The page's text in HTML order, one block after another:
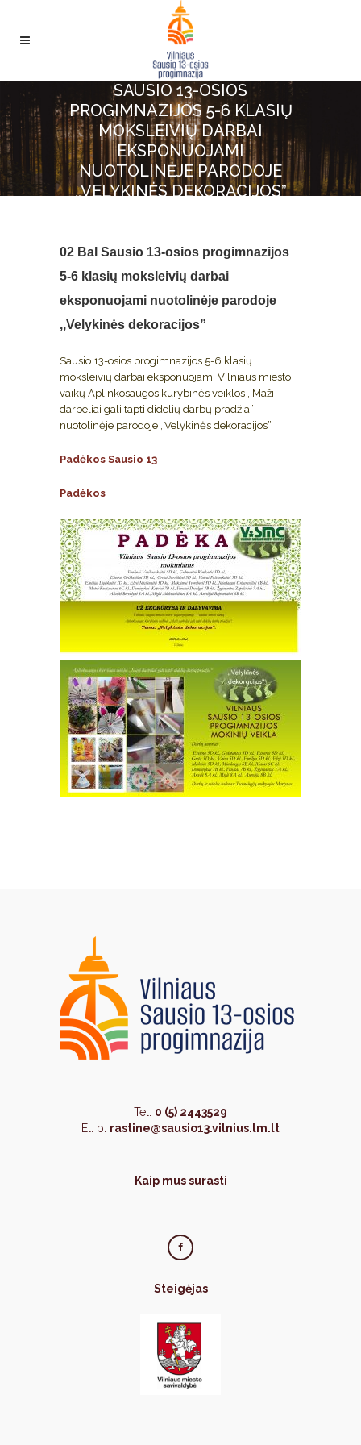
SAUSIO 13-OSIOS
PROGIMNAZIJOS 5-6 KLASIŲ
MOKSLEIVIŲ DARBAI
EKSPONUOJAMI
NUOTOLINĖJE PARODOJE
,,VELYKINĖS DEKORACIJOS”
02 Bal Sausio 13-osios progimnazijos
5-6 klasių moksleivių darbai
eksponuojami nuotolinėje parodoje
,,Velykinės dekoracijos”
Sausio 13-osios progimnazijos 5-6 klasių
moksleivių darbai eksponuojami Vilniaus miesto
vaikų Aplinkosaugos kūrybinės veiklos ,,Maži
darbeliai gali tapti didelių darbų pradžia”
nuotolinėje parodoje ,,Velykinės dekoracijos”.
Padėkos Sausio 13
Padėkos
Tel. 0 (5) 2443529
El. p. rastine@sausio13.vilnius.lm.lt
Kaip mus surasti
Steigėjas